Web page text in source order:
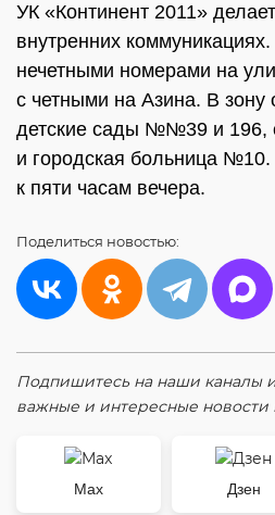
УК «Континент 2011»
внутренних
нечетными номерами на
с четными на Азина. В зону
детские сады №№39 и
и городская больница
к пяти часам вечера.
Поделиться новостью:
Подпишитесь на наши каналы
важные и интересные
Max Дзен